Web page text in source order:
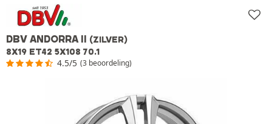
DBV ANDORRA II (ZILVER)
8X19 ET42 5X108 70.1
4.5/5 (3 beoordeling)